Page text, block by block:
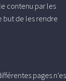
contenu par les
but de les rendre
pages